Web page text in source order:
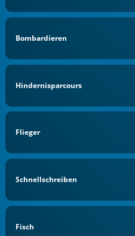
Bombardieren
Hindernisparcours
Flieger
Schnellschreiben
Fisch